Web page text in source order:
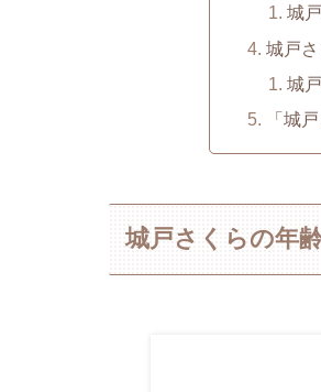
城
城戸
城
「城
城戸さくらの年